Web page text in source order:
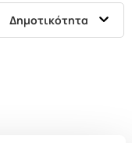
Δημοτικότητα